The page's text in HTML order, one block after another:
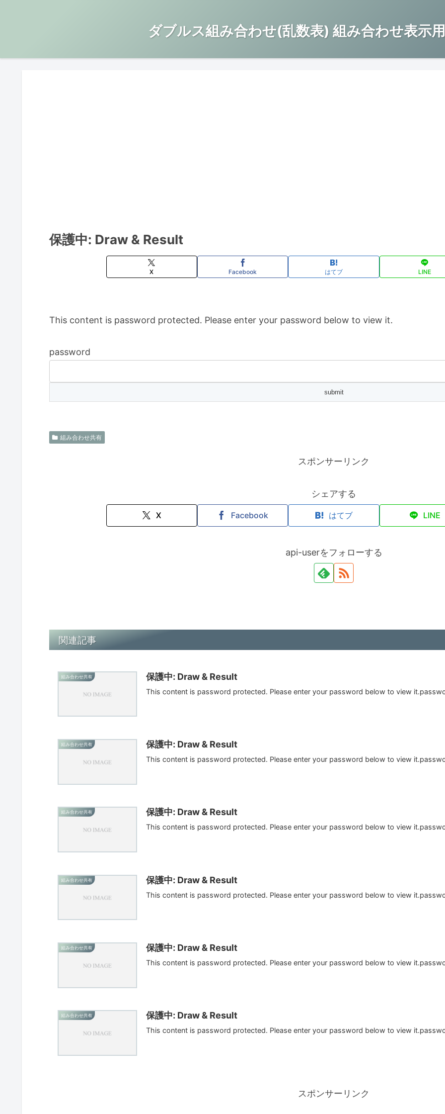
ダブルス組み合わせ(乱数表) 組み合わせ表示
保護中: Draw & Result
X Facebook はてブ LINE
This content is password protected. Please enter your password below to view it.
password
組み合わせ共有
スポンサーリンク
シェアする
X Facebook はてブ LINE
api-userをフォローする
関連記事
組み合わせ共有 保護中: Draw & Result
This content is password protected. Please enter your password below to view
組み合わせ共有 保護中: Draw & Result
This content is password protected. Please enter your password below to view
組み合わせ共有 保護中: Draw & Result
This content is password protected. Please enter your password below to view
組み合わせ共有 保護中: Draw & Result
This content is password protected. Please enter your password below to view
組み合わせ共有 保護中: Draw & Result
This content is password protected. Please enter your password below to view
組み合わせ共有 保護中: Draw & Result
This content is password protected. Please enter your password below to view
スポンサーリンク